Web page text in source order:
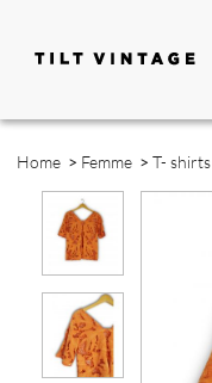
Home > Femme > T- shirts